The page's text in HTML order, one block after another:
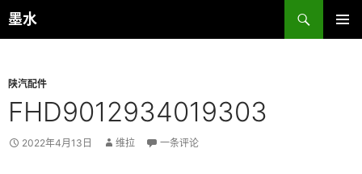
跳
至
墨水
搜
索
陕汽配件
FHD9012934019303
2022年4月13日 维拉 一条评论